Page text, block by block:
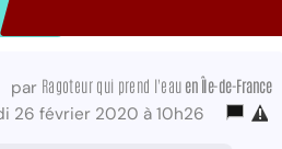
par Ragoteur qui prend l'eau en Île-de-France
26 février 2020 à 10h26